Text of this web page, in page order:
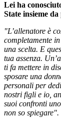
Lei ha
State insieme
"L’allenatore è
completamente
una scelta. E
tua assenza.
ti fa mettere in
sposare una
personali per
nostri figli e io,
suoi confronti
non so spiegare".